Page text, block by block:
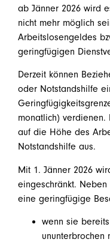
ab Jänner 2026 wird
nicht mehr möglich
Arbeitslosengeldes
geringfügigen
Derzeit können
oder Notstandshilfe
monatlich) verdienen.
auf die Höhe des
Notstandshilfe aus.
Mit 1. Jänner 2026
eingeschränkt.
eine geringfügige
wenn sie
ununterbrochen